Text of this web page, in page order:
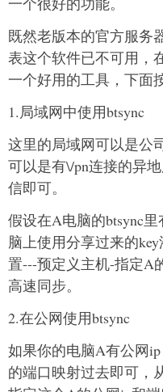
既然老版本的官方服务
表这个软件已不可用，
一个好用的工具，下面
1.局域网中使用btsync
这里的局域网可以是公
可以是有\/pn连接的异
信即可。
假设在A电脑的btsync
脑上使用分享过来的
置---预定义主机-指定A
高速同步。
2.在公网使用btsync
如果你的电脑A有公网
的端口映射过去即可，